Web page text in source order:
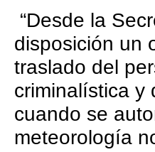
“Desde la
disposición un
traslado del
criminalística y
cuando se
meteorología